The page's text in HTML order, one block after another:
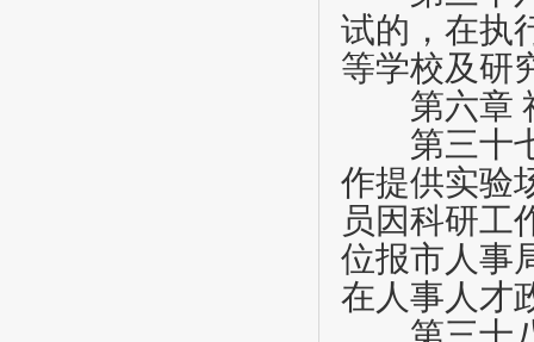
试的，在执
等学校及研
第六章
第三十
作提供实验
员因科研工
位报市人事
在人事人才